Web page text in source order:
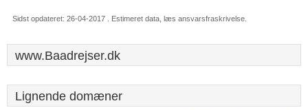
Sidst opdateret: 26-04-2017 . Estimeret data, læs ansvarsfraskrivelse.
www.Baadrejser.dk
Lignende domæner